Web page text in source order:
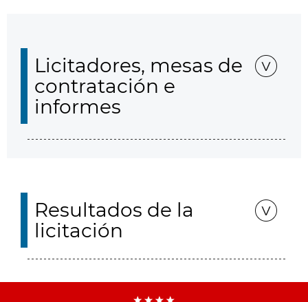
Licitadores, mesas de
contratación e
informes
Resultados de la
licitación